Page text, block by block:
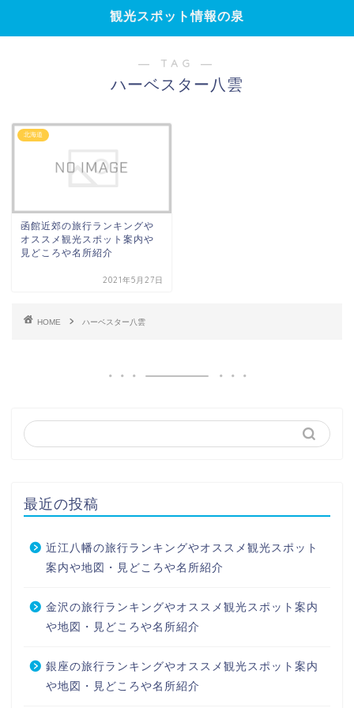
観光スポット情報の泉
― TAG ―
ハーベスター八雲
北海道
函館近郊の旅行ランキングや
オススメ観光スポット案内や
見どころや名所紹介
2021年5月27日
HOME ハーベスター八雲
最近の投稿
近江八幡の旅行ランキングやオススメ観光スポット
案内や地図・見どころや名所紹介
金沢の旅行ランキングやオススメ観光スポット案内
や地図・見どころや名所紹介
銀座の旅行ランキングやオススメ観光スポット案内
や地図・見どころや名所紹介